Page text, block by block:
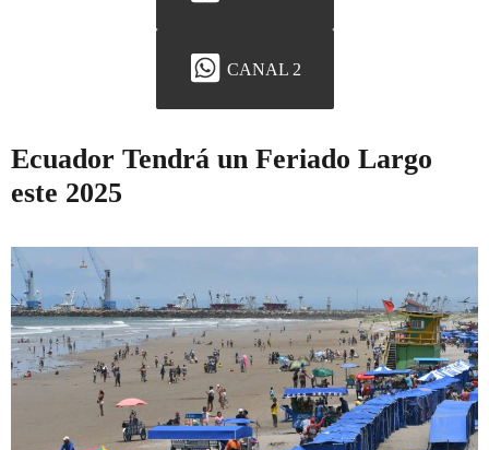
CANAL 2
Ecuador Tendrá un Feriado Largo
este 2025